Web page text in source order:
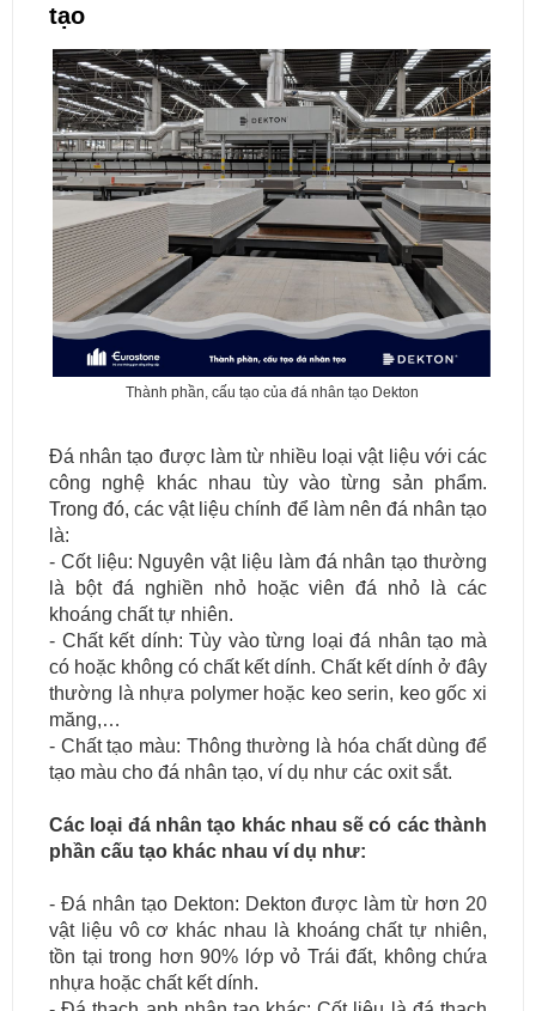
tạo
Thành phần, cấu tạo của đá nhân tạo Dekton
Đá nhân tạo được làm từ nhiều loại vật liệu với các
công nghệ khác nhau tùy vào từng sản phẩm.
Trong đó, các vật liệu chính để làm nên đá nhân tạo
là:
- Cốt liệu: Nguyên vật liệu làm đá nhân tạo thường
là bột đá nghiền nhỏ hoặc viên đá nhỏ là các
khoáng chất tự nhiên.
- Chất kết dính: Tùy vào từng loại đá nhân tạo mà
có hoặc không có chất kết dính. Chất kết dính ở đây
thường là nhựa polymer hoặc keo serin, keo gốc xi
măng,…
- Chất tạo màu: Thông thường là hóa chất dùng để
tạo màu cho đá nhân tạo, ví dụ như các oxit sắt.
Các loại đá nhân tạo khác nhau sẽ có các thành
phần cấu tạo khác nhau ví dụ như:
- Đá nhân tạo Dekton: Dekton được làm từ hơn 20
vật liệu vô cơ khác nhau là khoáng chất tự nhiên,
tồn tại trong hơn 90% lớp vỏ Trái đất, không chứa
nhựa hoặc chất kết dính.